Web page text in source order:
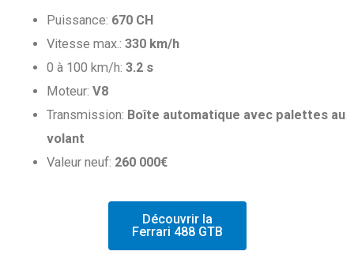
Puissance: 670 CH
Vitesse max.:330 km/h
0 à 100 km/h:3.2 s
Moteur:V8
Transmission: Boîte automatique avec palettes au
volant
Valeur neuf: 260 000€
Découvrir la
Ferrari 488 GTB